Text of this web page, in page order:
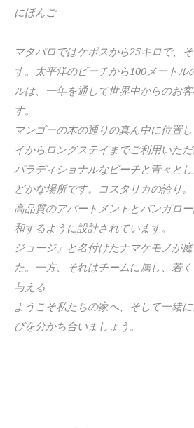
にほんご
マタパロではケポスから25キロで、
す。太平洋のビーチから100メートル
ルは、一年を通して世界中からのお
す。
マンゴーの木の通りの真ん中に位置
イからロングステイまでご利用いただ
パラディショナルなビーチと青々と
どかな場所です。コスタリカの誇り。
高品質のアパートメントとバンガロ
和するように設計されています。
ジョージ」と名付けたナマケモノが
た。一方、それはチームに属し、若
与える
ようこそ私たちの家へ、そして一緒
びを分かち合いましょう。